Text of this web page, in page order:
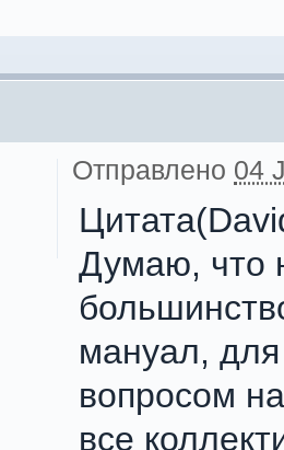
Отправлено 04
Думаю, что
мануал, для
вопросом
все